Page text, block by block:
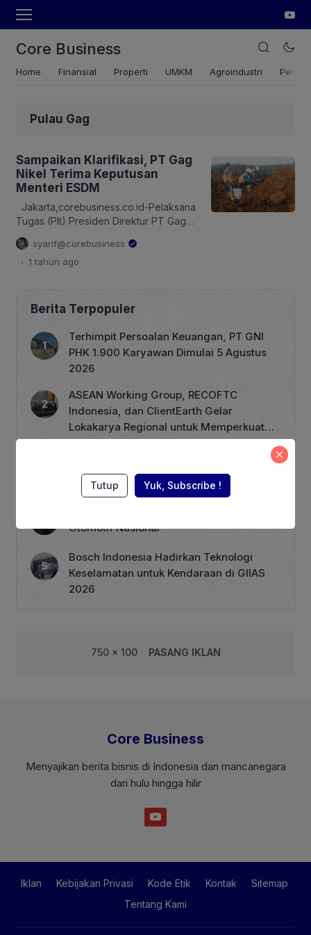
Core Business
Home Finansial Properti UMKM Agroindustri
Pulau Gag
Sampaikan Klarifikasi, PT Gag
Nikel Terima Keputusan
Menteri ESDM
Jakarta,corebusiness.co.id-Pelaksana
Tugas (Plt) Presiden Direktur PT Gag
Nikel, Arya Aditya menyatakan bahwa
pihaknya menerima keputusan Menteri
ESDM, Bahlil Lahadalia, untuk
perseroan. Corebusiness.co.id
melakukan konfirmasi ke pihak
manajemen PT Gag Nikel, yang
merupakan entitas usaha PT Aneka
Tambang (Persero) Tbk. (ANTM),
terkait mencuatnya isu pencemaran
lingkungan di kawasan […]
syarif@corebusiness
. 1 tahun ago
Berita Terpopuler
Terhimpit Persoalan Keuangan, PT GNI
PHK 1.900 Karyawan Dimulai 5 Agustus
2026
ASEAN Working Group, RECOFTC
Indonesia, dan ClientEarth Gelar
Lokakarya Regional untuk Memperkuat
Tata Kelola Perhutanan Sosial
Sastra Betawi 100 Tahun
Otomotif Nasional
Bosch Indonesia Hadirkan Teknologi
Keselamatan untuk Kendaraan di GIIAS
2026
750 x 100 PASANG IKLAN
Core Business
Menyajikan berita bisnis di Indonesia dan mancanegara
dari hulu hingga hilir
Iklan Kebijakan Privasi Kode Etik Kontak
Sitemap
Tentang Kami
Tutup Yuk, Subscribe !